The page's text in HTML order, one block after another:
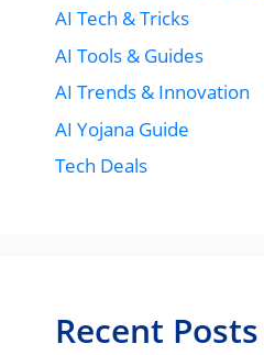
AI Tech & Tricks
AI Tools & Guides
AI Trends & Innovation
AI Yojana Guide
Tech Deals
Recent Posts